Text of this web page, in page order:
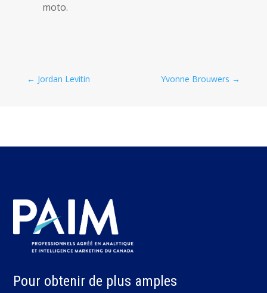
moto.
← Jordan Levitin Yvonne Brouwers →
Pour obtenir de plus amples